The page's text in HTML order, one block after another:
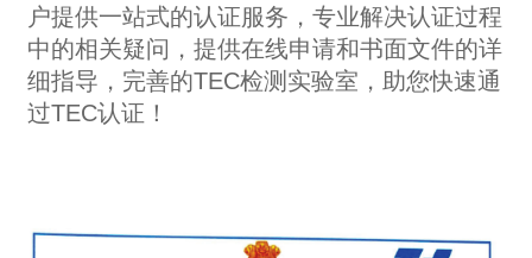
户提供一站式的认证服务，专业解决认证过程
中的相关疑问，提供在线申请和书面文件的详
细指导，完善的TEC检测实验室，助您快速通
过TEC认证！